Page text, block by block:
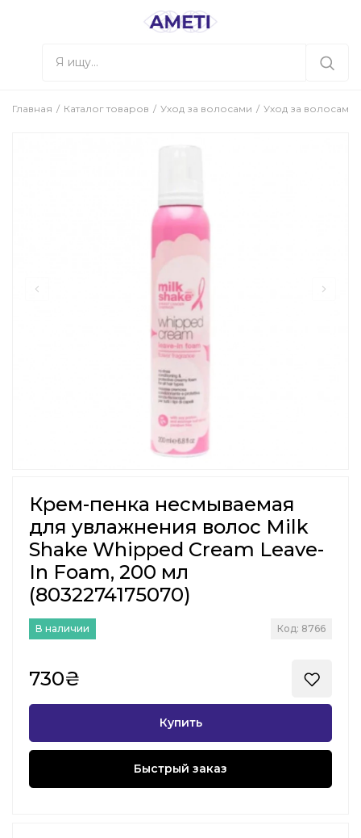
Главная Каталог товаров Уход за волосами Уход за волосами
Крем-пенка несмываемая
для увлажнения волос Milk
Shake Whipped Cream Leave-
In Foam, 200 мл
(8032274175070)
В наличии Код: 8766
730₴
Купить
Быстрый заказ